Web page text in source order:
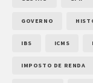
GOVERNO
IBS ICMS
IMPOSTO DE RENDA